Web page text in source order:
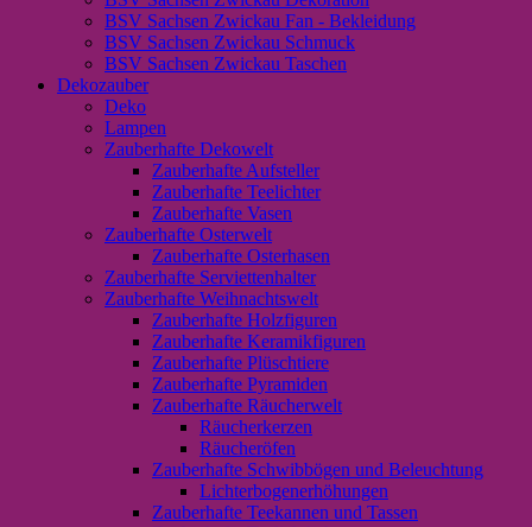
BSV Sachsen Zwickau Fan - Bekleidung
BSV Sachsen Zwickau Schmuck
BSV Sachsen Zwickau Taschen
Dekozauber
Deko
Lampen
Zauberhafte Dekowelt
Zauberhafte Aufsteller
Zauberhafte Teelichter
Zauberhafte Vasen
Zauberhafte Osterwelt
Zauberhafte Osterhasen
Zauberhafte Serviettenhalter
Zauberhafte Weihnachtswelt
Zauberhafte Holzfiguren
Zauberhafte Keramikfiguren
Zauberhafte Plüschtiere
Zauberhafte Pyramiden
Zauberhafte Räucherwelt
Räucherkerzen
Räucheröfen
Zauberhafte Schwibbögen und Beleuchtung
Lichterbogenerhöhungen
Zauberhafte Teekannen und Tassen